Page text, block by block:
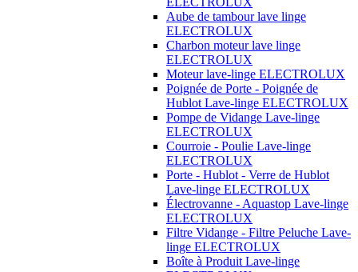
Aube de tambour lave linge
ELECTROLUX
Charbon moteur lave linge
ELECTROLUX
Moteur lave-linge ELECTROLUX
Poignée de Porte - Poignée de
Hublot Lave-linge ELECTROLUX
Pompe de Vidange Lave-linge
ELECTROLUX
Courroie - Poulie Lave-linge
ELECTROLUX
Porte - Hublot - Verre de Hublot
Lave-linge ELECTROLUX
Électrovanne - Aquastop Lave-linge
ELECTROLUX
Filtre Vidange - Filtre Peluche Lave-
linge ELECTROLUX
Boîte à Produit Lave-linge